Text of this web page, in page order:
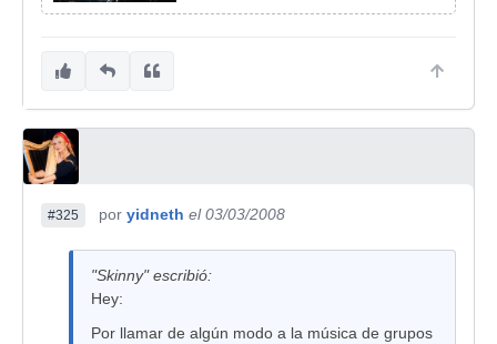
#325 por yidneth el 03/03/2008
"Skinny" escribió:
Hey:
Por llamar de algún modo a la música de grupos